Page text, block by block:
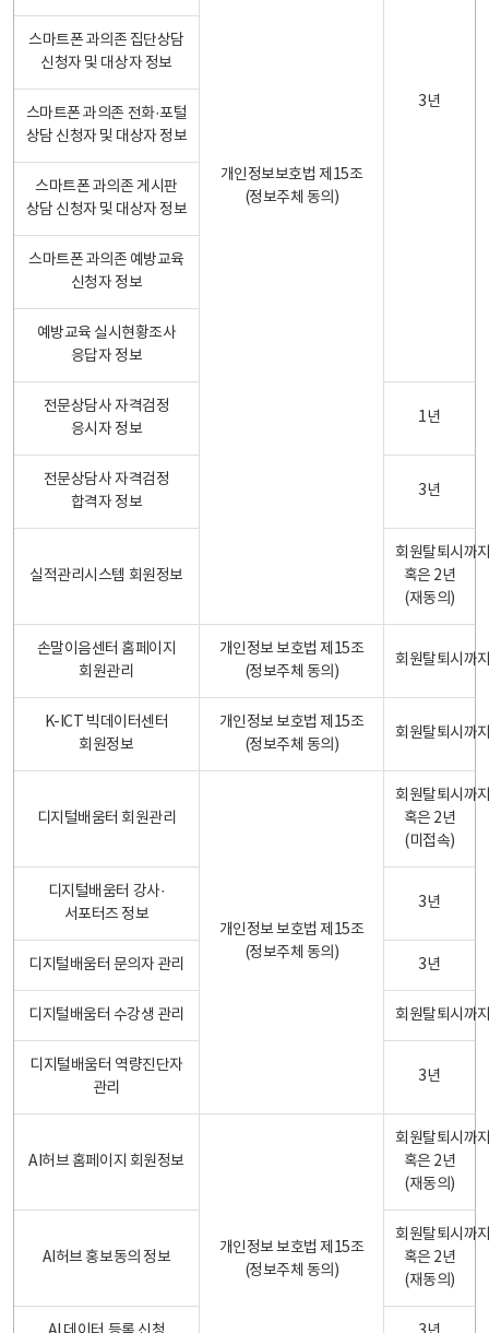
개인정보보호법 제15조
(정보주체 동의)
3년
스마트폰 과의존 집단상담
신청자 및 대상자 정보
스마트폰 과의존 전화·포털
상담 신청자 및 대상자 정보
스마트폰 과의존 게시판
상담 신청자 및 대상자 정보
스마트폰 과의존 예방교육
신청자 정보
예방교육 실시현황조사
응답자 정보
전문상담사 자격검정
응시자 정보
1년
전문상담사 자격검정
합격자 정보
3년
실적관리시스템 회원정보
회원탈퇴시까
혹은 2년
(재동의)
손말이음센터 홈페이지
회원관리
개인정보 보호법 제15조
(정보주체 동의)
회원탈퇴시까
K-ICT 빅데이터센터
회원정보
개인정보 보호법 제15조
(정보주체 동의)
회원탈퇴시까
디지털배움터 회원관리
개인정보 보호법 제15조
(정보주체 동의)
회원탈퇴시까
혹은 2년
(미접속)
디지털배움터 강사·
서포터즈 정보
3년
디지털배움터 문의자 관리 3년
디지털배움터 수강생 관리 회원탈퇴시까
디지털배움터 역량진단자
관리
3년
AI허브 홈페이지 회원정보
개인정보 보호법 제15조
(정보주체 동의)
회원탈퇴시까
혹은 2년
(재동의)
AI허브 홍보동의 정보
회원탈퇴시까
혹은 2년
(재동의)